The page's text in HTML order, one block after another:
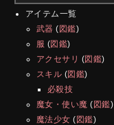
アイテム一覧
武器 (図鑑)
服 (図鑑)
アクセサリ (図鑑)
スキル (図鑑)
必殺技
魔女・使い魔 (図鑑)
魔法少女 (図鑑)